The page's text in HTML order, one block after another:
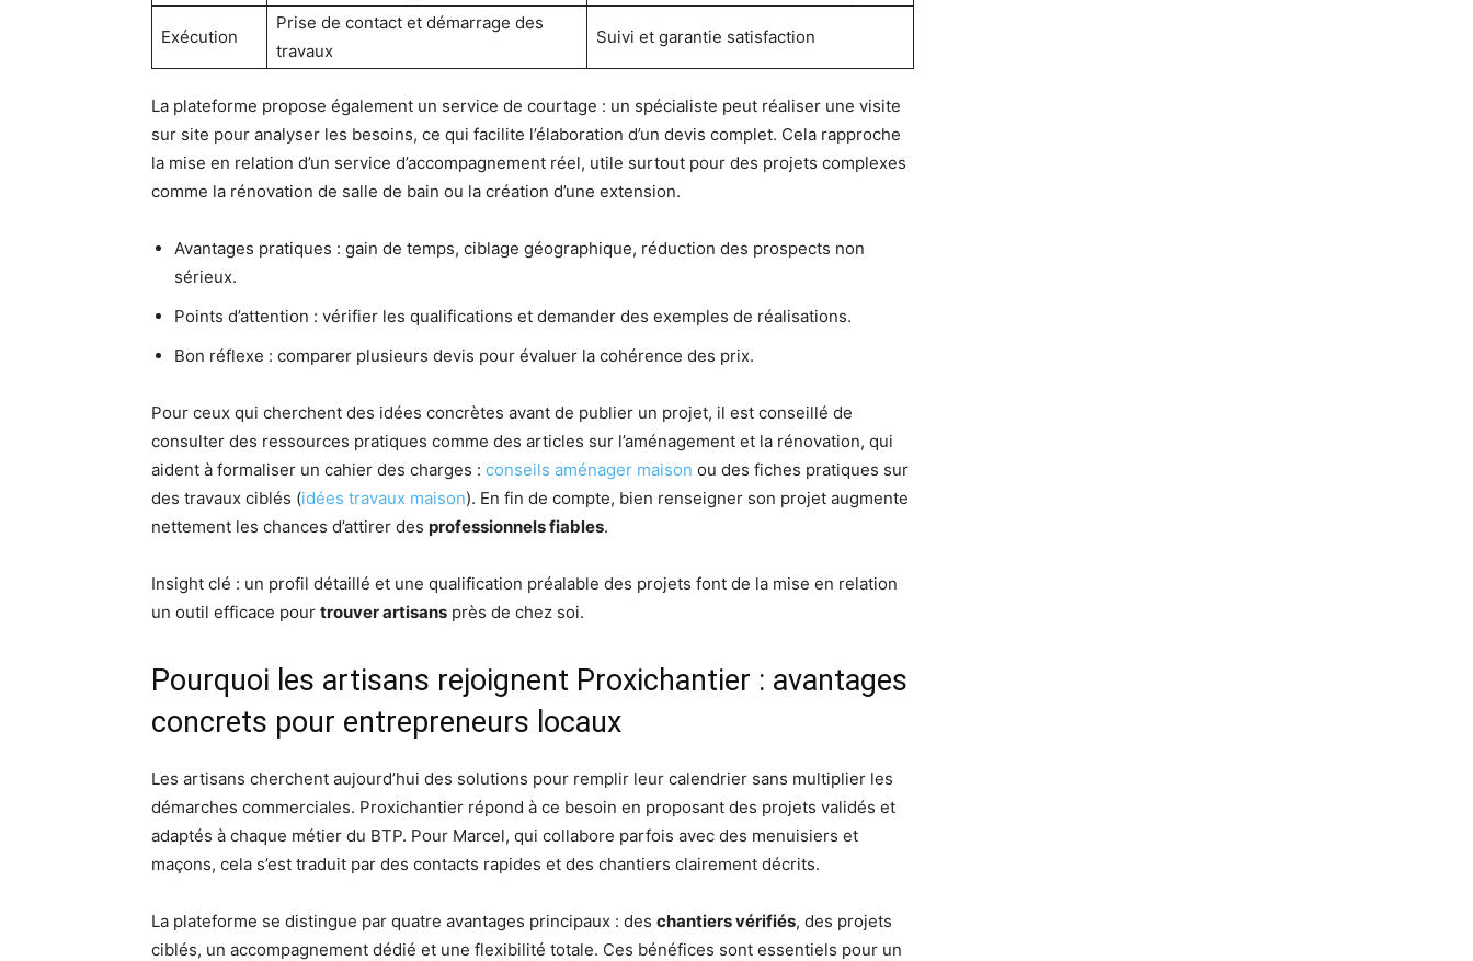
Exécution
Prise de contact et démarrage des
travaux
Suivi et garantie satisfaction
La plateforme propose également un service de courtage : un spécialiste peut réaliser une visite
sur site pour analyser les besoins, ce qui facilite l’élaboration d’un devis complet. Cela rapproche
la mise en relation d’un service d’accompagnement réel, utile surtout pour des projets complexes
comme la rénovation de salle de bain ou la création d’une extension.
Avantages pratiques : gain de temps, ciblage géographique, réduction des prospects non
sérieux.
Points d’attention : vérifier les qualifications et demander des exemples de réalisations.
Bon réflexe : comparer plusieurs devis pour évaluer la cohérence des prix.
Pour ceux qui cherchent des idées concrètes avant de publier un projet, il est conseillé de
consulter des ressources pratiques comme des articles sur l’aménagement et la rénovation, qui
aident à formaliser un cahier des charges : conseils aménager maison ou des fiches pratiques sur
des travaux ciblés (idées travaux maison). En fin de compte, bien renseigner son projet augmente
nettement les chances d’attirer des professionnels fiables.
Insight clé : un profil détaillé et une qualification préalable des projets font de la mise en relation
un outil efficace pour trouver artisans près de chez soi.
Pourquoi les artisans rejoignent Proxichantier : avantages
concrets pour entrepreneurs locaux
Les artisans cherchent aujourd’hui des solutions pour remplir leur calendrier sans multiplier les
démarches commerciales. Proxichantier répond à ce besoin en proposant des projets validés et
adaptés à chaque métier du BTP. Pour Marcel, qui collabore parfois avec des menuisiers et
maçons, cela s’est traduit par des contacts rapides et des chantiers clairement décrits.
La plateforme se distingue par quatre avantages principaux : des chantiers vérifiés, des projets
ciblés, un accompagnement dédié et une flexibilité totale. Ces bénéfices sont essentiels pour un